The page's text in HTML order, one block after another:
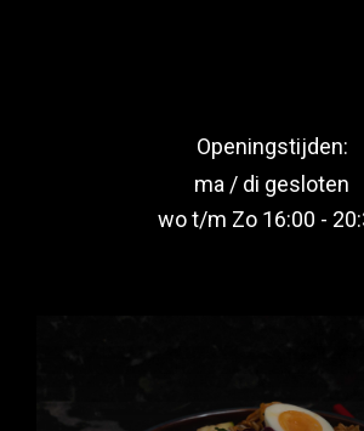
Openingstijden:
ma / di gesloten
wo t/m Zo 16:00 -